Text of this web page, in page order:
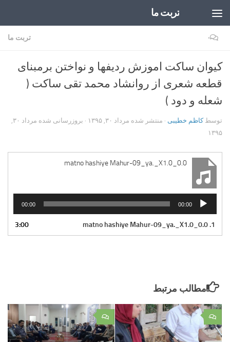
تربت ما
تربت ما ۰
کیوان ساکت اموزش ردیفها و نواختن برمبنای
قطعه شعری از روانشاد محمد تقی ساکت (
شعله و دود )
توسطکاظم خطیبی · منتشر شده مرداد ۳۰, ۱۳۹۵ · بروزرسانی شده
مرداد ۳۰,
۱۳۹۵
matno hashiye Mahur-09_ya._X1.0_0.0
پخش‌کننده
صوت
00:00
00:00
1.
matno hashiye Mahur-09_ya._X1.0_0.0
3:00
مطالب مرتبط
۰ ۰